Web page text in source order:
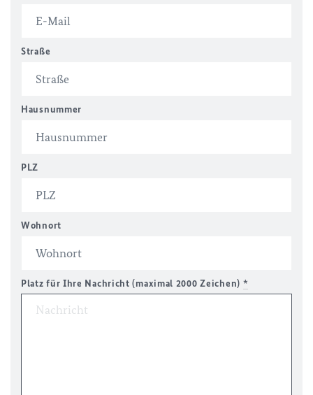
Straße
Hausnummer
PLZ
Wohnort
Platz für Ihre Nachricht (maximal 2000 Zeichen) *